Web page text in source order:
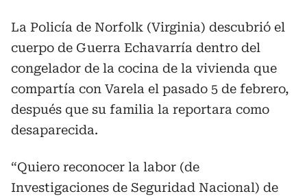
La Policía de Norfolk (Virginia) descubrió el
cuerpo de Guerra Echavarría dentro del
congelador de la cocina de la vivienda que
compartía con Varela el pasado 5 de febrero,
después que su familia la reportara como
desaparecida.
“Quiero reconocer la labor (de
Investigaciones de Seguridad Nacional) de